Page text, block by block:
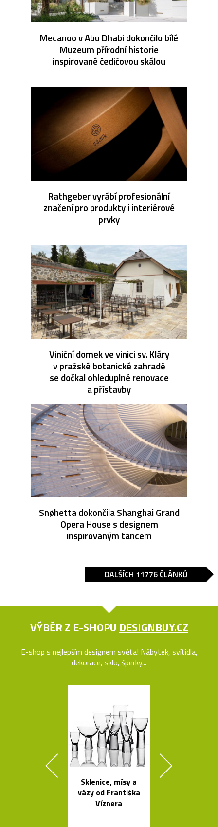
Mecanoo v Abu Dhabi dokončilo bílé
Muzeum přírodní historie
inspirované čedičovou skálou
Rathgeber vyrábí profesionální
značení pro produkty i interiérové
prvky
Viniční domek ve vinici sv. Kláry
v pražské botanické zahradě
se dočkal ohleduplné renovace
a přístavby
Snøhetta dokončila Shanghai Grand
Opera House s designem
inspirovaným tancem
DALŠÍCH 11776 ČLÁNKŮ
VÝBĚR Z E-SHOPU DESIGNBUY.CZ
E-shop s nejlepším designem světa! Nábytek, svítidla,
dekorace, sklo, šperky...
Sklenice, mísy a
vázy od Františka
Víznera